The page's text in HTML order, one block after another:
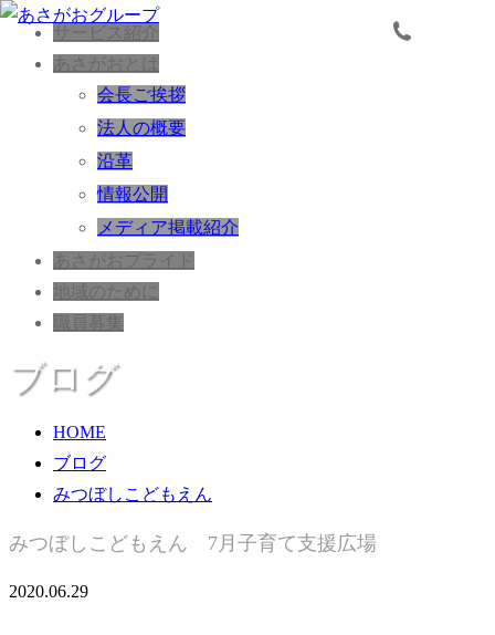
サービス紹介
あさがおとは
会長ご挨拶
法人の概要
沿革
情報公開
メディア掲載紹介
あさがおプライド
地域のために
職員募集
ブログ
HOME
ブログ
みつぼしこどもえん
みつぼしこどもえん 7月子育て支援広場
2020.06.29